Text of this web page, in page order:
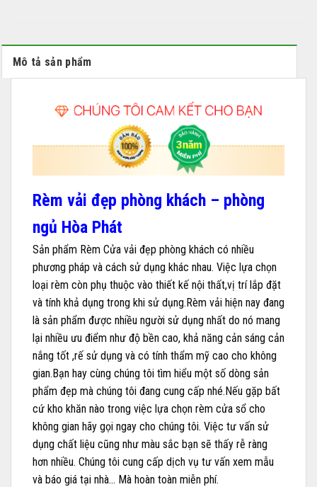
Mô tả sản phẩm
Rèm vải đẹp phòng khách – phòng
ngủ Hòa Phát
Sản phẩm Rèm Cửa vải đẹp phòng khách có nhiều
phương pháp và cách sử dụng khác nhau. Việc lựa chọn
loại rèm còn phụ thuộc vào thiết kế nội thất,vị trí lắp đặt
và tính khả dụng trong khi sử dụng.Rèm vải hiện nay đang
là sản phẩm được nhiều người sử dụng nhất do nó mang
lại nhiều ưu điểm như độ bền cao, khả năng cản sáng cản
nắng tốt ,rế sử dụng và có tính thẩm mỹ cao cho không
gian.Bạn hay cùng chúng tôi tìm hiểu một số dòng sản
phẩm đẹp mà chúng tôi đang cung cấp nhé.Nếu gặp bất
cứ kho khăn nào trong việc lựa chọn rèm cửa sổ cho
không gian hãy gọi ngay cho chúng tôi. Việc tư vấn sử
dụng chất liệu cũng như màu sắc bạn sẽ thấy rễ ràng
hơn nhiều. Chúng tôi cung cấp dịch vụ tư vấn xem mẫu
và báo giá tại nhà… Mà hoàn toàn miễn phí.